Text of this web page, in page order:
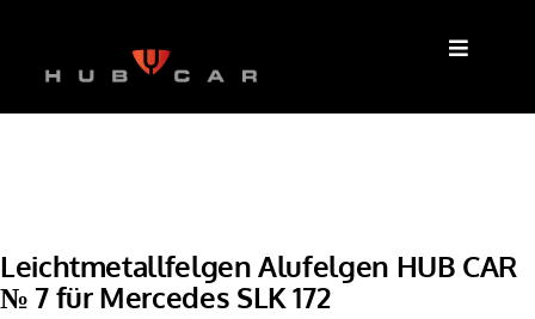
Leichtmetallfelgen Alufelgen HUB CAR
№ 7 für Mercedes SLK 172